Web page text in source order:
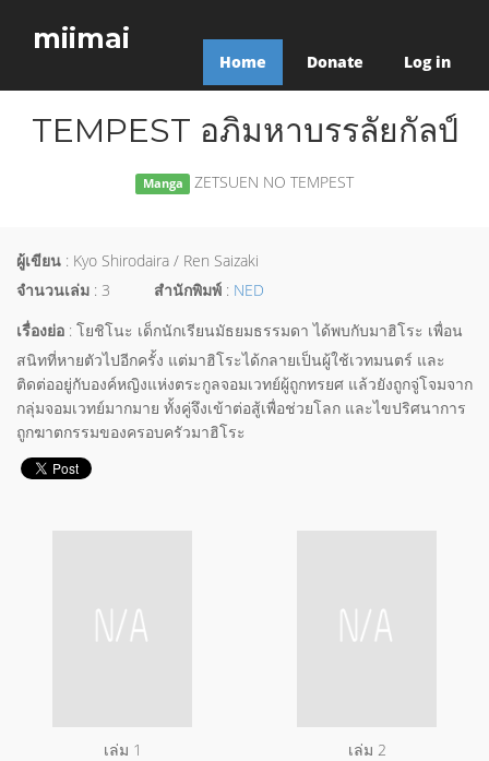
miimai
Home Donate Log in
TEMPEST อภิมหาบรรลัยกัลป์
Manga ZETSUEN NO TEMPEST
ผู้เขียน : Kyo Shirodaira / Ren Saizaki
จำนวนเล่ม : 3 สำนักพิมพ์ : NED
เรื่องย่อ : โยชิโนะ เด็กนักเรียนมัธยมธรรมดา ได้พบกับมาฮิโระ เพื่อน
สนิทที่หายตัวไปอีกครั้ง แต่มาฮิโระได้กลายเป็นผู้ใช้เวทมนตร์ และ
ติดต่ออยู่กับองค์หญิงแห่งตระกูลจอมเวทย์ผู้ถูกทรยศ แล้วยังถูกจู่โจมจาก
กลุ่มจอมเวทย์มากมาย ทั้งคู่จึงเข้าต่อสู้เพื่อช่วยโลก และไขปริศนาการ
ถูกฆาตกรรมของครอบครัวมาฮิโระ
เล่ม 1 เล่ม 2